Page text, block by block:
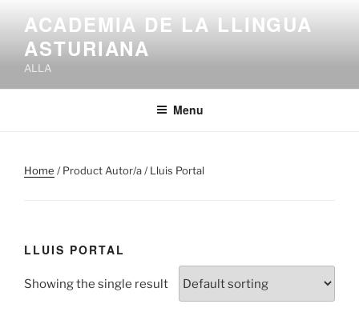
content
ACADEMIA DE LA LLINGUA
ASTURIANA
ALLA
Menu
Home / Product Autor/a / Lluis Portal
LLUIS PORTAL
Showing the single result